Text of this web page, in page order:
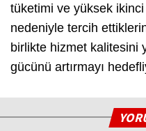
tüketimi ve yüksek
nedeniyle tercih
birlikte hizmet kalitesini
gücünü artırmayı